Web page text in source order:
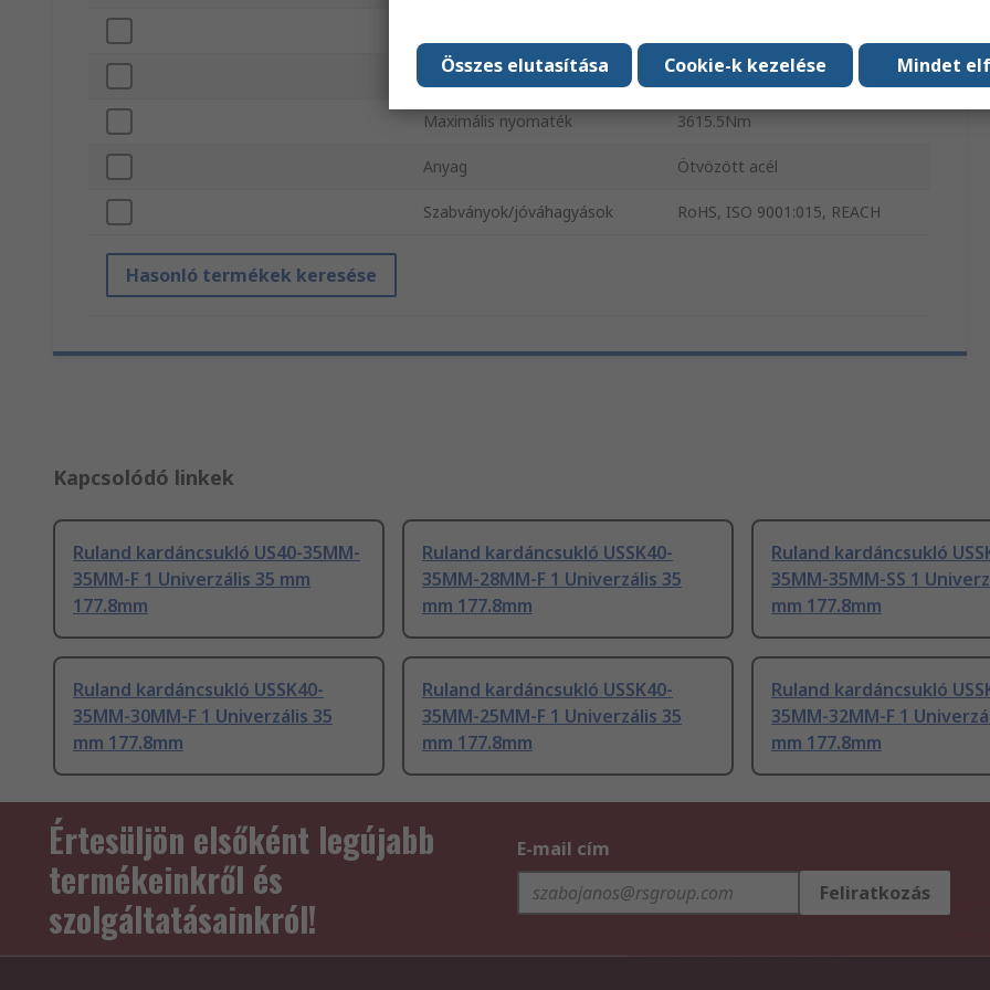
Maximális működési szög 45°
Maximális nyomaték 3615.5Nm
Anyag Ötvözött acél
Szabványok/jóváhagyások RoHS, ISO 9001:015, REACH
Hasonló termékek keresése
Kapcsolódó linkek
Ruland kardáncsukló US40-35MM-
35MM-F 1 Univerzális 35 mm
177.8mm
Ruland kardáncsukló USSK40-
35MM-28MM-F 1 Univerzális 35
mm 177.8mm
Ruland kardáncsukló
35MM-35MM-SS 1
mm 177.8mm
Ruland kardáncsukló USSK40-
35MM-30MM-F 1 Univerzális 35
mm 177.8mm
Ruland kardáncsukló USSK40-
35MM-25MM-F 1 Univerzális 35
mm 177.8mm
Ruland kardáncsukló
35MM-32MM-F 1
mm 177.8mm
Értesüljön elsőként legújabb
termékeinkről és
szolgáltatásainkról!
E-mail cím
Feliratkozás
Mindet
Cookie-k kezelése
Összes elutasítása